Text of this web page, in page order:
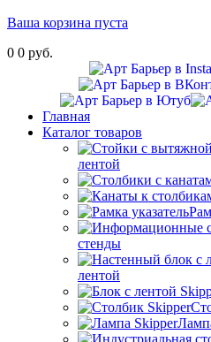
Ваша корзина пуста
0 0 руб.
Главная
Каталог товаров
лентой
стенды
лентой